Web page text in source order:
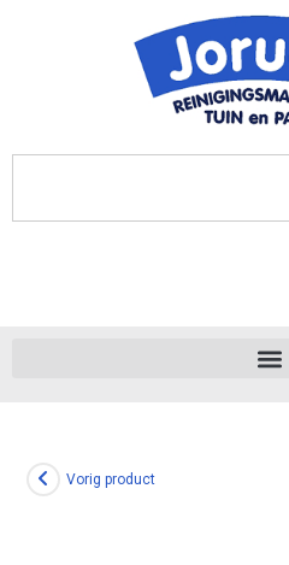
Vorig product